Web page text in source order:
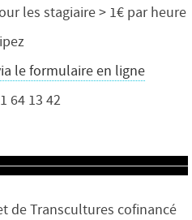
les stagiaire > 1€ par heure
le formulaire en ligne
64 13 42
de Transcultures cofinancé